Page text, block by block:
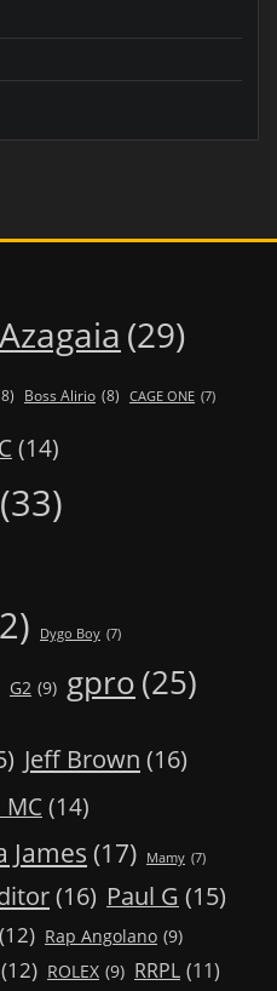
Azagaia (29)
Boss Alirio (8) CAGE ONE (7)
(14)
(33)
Dygo Boy (7)
G2 (9) gpro(25)
Jeff Brown (16)
MC (14)
James (17) Mamy (7)
(16) Paul G (15)
(12) Rap Angolano (9)
(12) ROLEX (9) RRPL (11)